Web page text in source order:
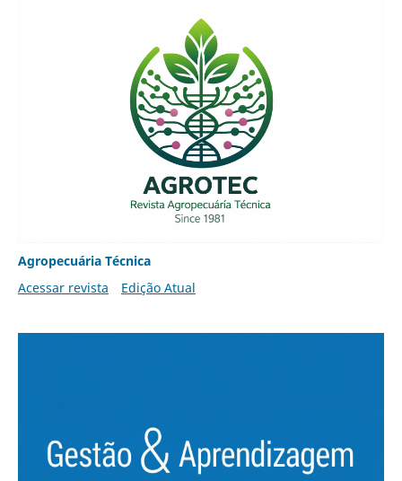
Agropecuária Técnica
Acessar revista
Edição Atual